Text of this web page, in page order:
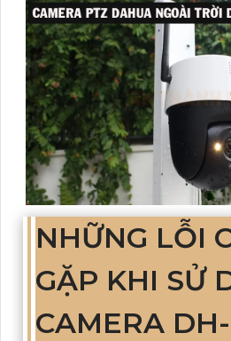
NHỮNG LỖI
GẶP KHI SỬ
CAMERA DH-